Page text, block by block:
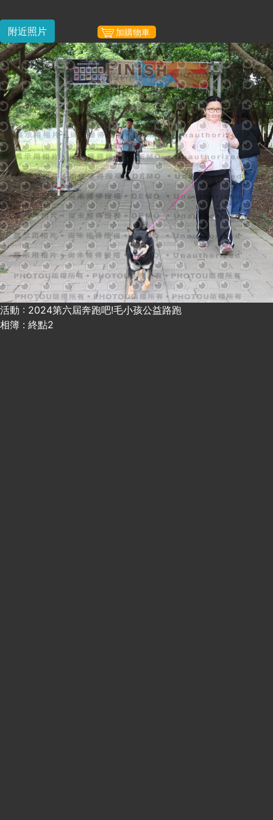
附近照片 加購物車
活動 : 2024第六屆奔跑吧!毛小孩公益路跑
相簿 : 終點2